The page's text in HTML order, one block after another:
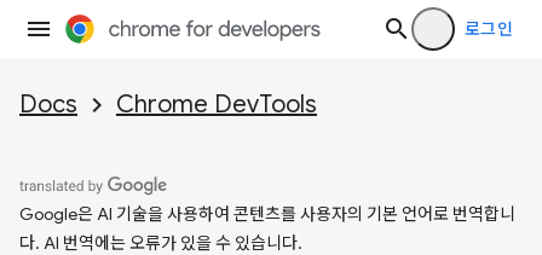
로그인
Docs Chrome DevTools
Google은 AI 기술을 사용하여 콘텐츠를 사용자의 기본 언어로 번역합니
다. AI 번역에는 오류가 있을 수 있습니다.